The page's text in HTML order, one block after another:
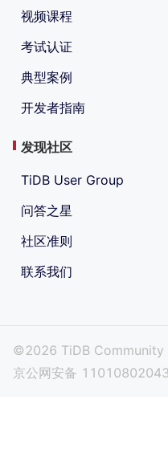
视频课程
考试认证
典型案例
开发者指南
发现社区
TiDB User Group
问答之星
社区准则
联系我们
©2026 TiDB Community
京公网安备